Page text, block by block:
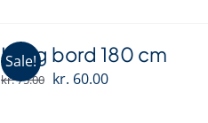
Sale!
Lang bord 180 cm
kr.75.00 Den
kr. 60.00Den